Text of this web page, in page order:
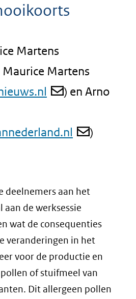
Martens
Maurice Martens
) en Arno
)
deelnemers aan het
aan de werksessie
wat de consequenties
veranderingen in het
voor de productie en
of stuifmeel van
Dit allergeen pollen